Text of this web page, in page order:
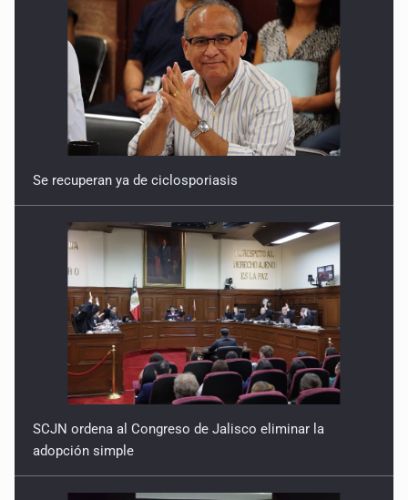
Se recuperan ya de ciclosporiasis
SCJN ordena al Congreso de Jalisco eliminar la
adopción simple